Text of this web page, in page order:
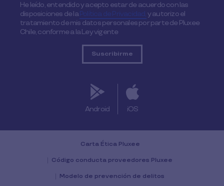
He leído, entendido y acepto estar de acuerdo con las
disposiciones de laPolítica de Privacidad,y autorizo el
tratamiento de mis datos personales por parte de Pluxee
Chile, conforme a la Ley vigente
Android iOS
Carta Ética Pluxee
Código conducta proveedores Pluxee
Modelo de prevención de delitos